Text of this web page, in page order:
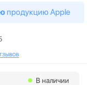
продукцию Apple
В наличии